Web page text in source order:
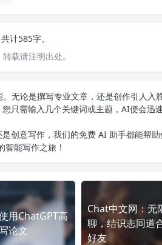
计585字。
载请注明出处。
无论是撰写专业文章，还是创作引人入
只需输入几个关键词或主题，AI便会迅
创意写作，我们的免费 AI 助手都能帮助
智能写作之旅！
用ChatGPT高
论文
Chat中文网：无
聊，结识志同道
好友